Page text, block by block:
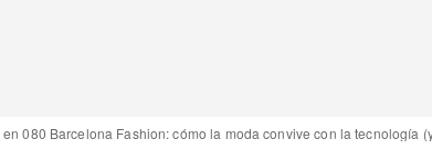
080 Barcelona Fashion: cómo la moda convive con la tecnología